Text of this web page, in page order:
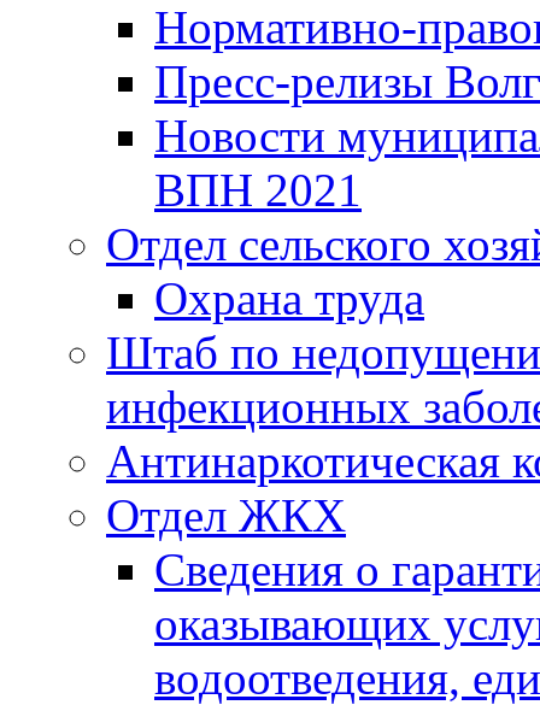
Нормативно-
Пресс-релизы
Новости
ВПН 2021
Отдел сельского
Охрана труда
Штаб по
инфекционных
Антинаркотическая
Отдел ЖКХ
Сведения о
оказывающих
водоотведения,